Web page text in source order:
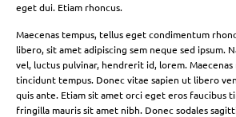
eget dui. Etiam rhoncus.
Maecenas tempus, tellus eget condimentum
libero, sit amet adipiscing sem neque sed ipsum.
vel, luctus pulvinar, hendrerit id, lorem.
tincidunt tempus. Donec vitae sapien ut libero
quis ante. Etiam sit amet orci eget eros faucibus
fringilla mauris sit amet nibh. Donec sodales